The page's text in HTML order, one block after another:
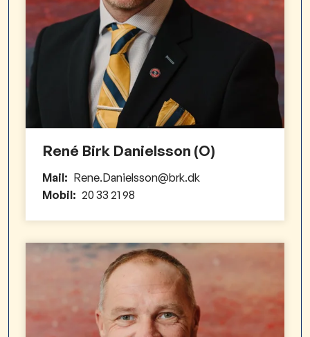
René Birk Danielsson (O)
Mail: Rene.Danielsson@brk.dk
Mobil: 20 33 21 98